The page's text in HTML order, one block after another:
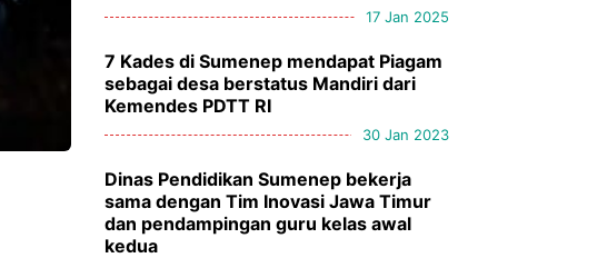
17 Jan 2025
7 Kades di Sumenep mendapat Piagam
sebagai desa berstatus Mandiri dari
Kemendes PDTT RI
30 Jan 2023
Dinas Pendidikan Sumenep bekerja
sama dengan Tim Inovasi Jawa Timur
dan pendampingan guru kelas awal
kedua